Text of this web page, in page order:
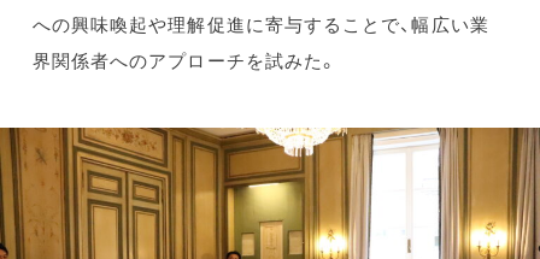
への興味喚起や理解促進に寄与することで、幅広い業
界関係者へのアプローチを試みた。